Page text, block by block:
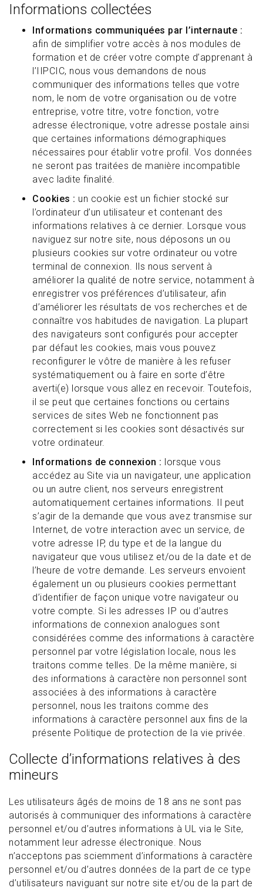
Informations collectées
Informations communiquées par l’internaute :
afin de simplifier votre accès à nos modules de
formation et de créer votre compte d’apprenant à
l’IIPCIC, nous vous demandons de nous
communiquer des informations telles que votre
nom, le nom de votre organisation ou de votre
entreprise, votre titre, votre fonction, votre
adresse électronique, votre adresse postale ainsi
que certaines informations démographiques
nécessaires pour établir votre profil. Vos données
ne seront pas traitées de manière incompatible
avec ladite finalité.
Cookies : un cookie est un fichier stocké sur
l’ordinateur d’un utilisateur et contenant des
informations relatives à ce dernier. Lorsque vous
naviguez sur notre site, nous déposons un ou
plusieurs cookies sur votre ordinateur ou votre
terminal de connexion. Ils nous servent à
améliorer la qualité de notre service, notamment à
enregistrer vos préférences d’utilisateur, afin
d’améliorer les résultats de vos recherches et de
connaître vos habitudes de navigation. La plupart
des navigateurs sont configurés pour accepter
par défaut les cookies, mais vous pouvez
reconfigurer le vôtre de manière à les refuser
systématiquement ou à faire en sorte d’être
averti(e) lorsque vous allez en recevoir. Toutefois,
il se peut que certaines fonctions ou certains
services de sites Web ne fonctionnent pas
correctement si les cookies sont désactivés sur
votre ordinateur.
Informations de connexion : lorsque vous
accédez au Site via un navigateur, une application
ou un autre client, nos serveurs enregistrent
automatiquement certaines informations. Il peut
s’agir de la demande que vous avez transmise sur
Internet, de votre interaction avec un service, de
votre adresse IP, du type et de la langue du
navigateur que vous utilisez et/ou de la date et de
l’heure de votre demande. Les serveurs envoient
également un ou plusieurs cookies permettant
d’identifier de façon unique votre navigateur ou
votre compte. Si les adresses IP ou d’autres
informations de connexion analogues sont
considérées comme des informations à caractère
personnel par votre législation locale, nous les
traitons comme telles. De la même manière, si
des informations à caractère non personnel sont
associées à des informations à caractère
personnel, nous les traitons comme des
informations à caractère personnel aux fins de la
présente Politique de protection de la vie privée.
Collecte d’informations relatives à des
mineurs
Les utilisateurs âgés de moins de 18 ans ne sont pas
autorisés à communiquer des informations à caractère
personnel et/ou d’autres informations à UL via le Site,
notamment leur adresse électronique. Nous
n’acceptons pas sciemment d’informations à caractère
personnel et/ou d’autres données de la part de ce type
d’utilisateurs naviguant sur notre site et/ou de la part de